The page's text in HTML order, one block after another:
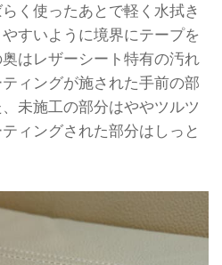
く使ったあとで軽く水拭き
すいように境界にテープを
はレザーシート特有の汚れ
ィングが施された手前の部
未施工の部分はややツルツ
ィングされた部分はしっと